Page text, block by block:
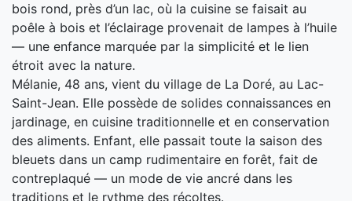
bois rond, près d’un lac, où la cuisine se faisait au
poêle à bois et l’éclairage provenait de lampes à l’huile
— une enfance marquée par la simplicité et le lien
étroit avec la nature.
Mélanie, 48 ans, vient du village de La Doré, au Lac-
Saint-Jean. Elle possède de solides connaissances en
jardinage, en cuisine traditionnelle et en conservation
des aliments. Enfant, elle passait toute la saison des
bleuets dans un camp rudimentaire en forêt, fait de
contreplaqué — un mode de vie ancré dans les
traditions et le rythme des récoltes.